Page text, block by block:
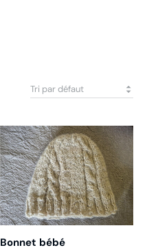
Bonnet bébé